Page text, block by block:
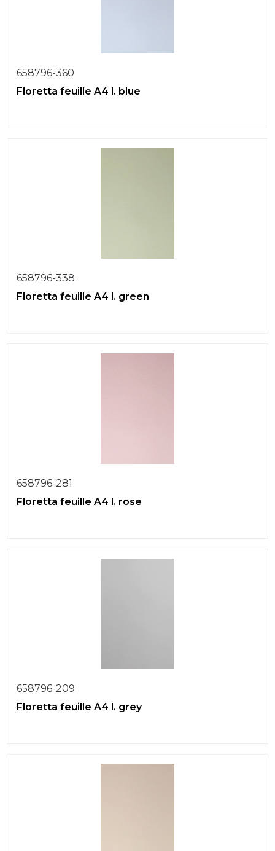
658796-360
Floretta feuille A4 l. blue
658796-338
Floretta feuille A4 l. green
658796-281
Floretta feuille A4 l. rose
658796-209
Floretta feuille A4 l. grey